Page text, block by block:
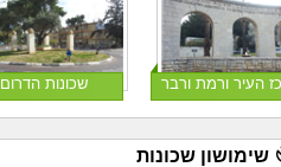
העיר ורמת ורבר שכונות הדרום
שימושון שכונות